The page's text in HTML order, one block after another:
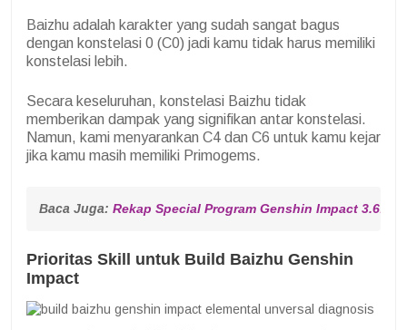
Baizhu adalah karakter yang sudah sangat bagus
dengan konstelasi 0 (C0) jadi kamu tidak harus memiliki
konstelasi lebih.
Secara keseluruhan, konstelasi Baizhu tidak
memberikan dampak yang signifikan antar konstelasi.
Namun, kami menyarankan C4 dan C6 untuk kamu kejar
jika kamu masih memiliki Primogems.
Baca Juga: Rekap Special Program Genshin Impact 3.6:
Prioritas Skill untuk Build Baizhu Genshin
Impact